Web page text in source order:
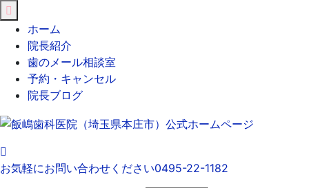
じ
る
ホーム
院長紹介
歯のメール相談室
予約・キャンセル
院長ブログ
お気軽にお問い合わせください0495-22-1182